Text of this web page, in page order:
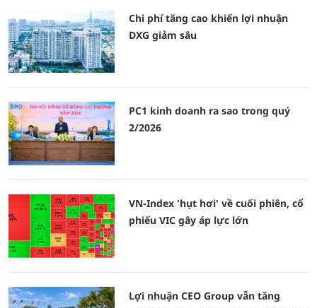
Chi phí tăng cao khiến lợi nhuận
DXG giảm sâu
PC1 kinh doanh ra sao trong quý
2/2026
VN-Index 'hụt hơi' về cuối phiên, cổ
phiếu VIC gây áp lực lớn
Lợi nhuận CEO Group vẫn tăng